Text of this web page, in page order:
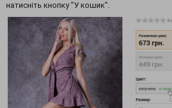
натисніть кнопку "У кошик".